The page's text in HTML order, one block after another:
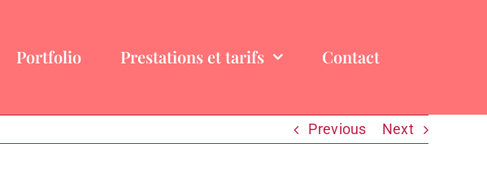
Portfolio Prestations et tarifs Contact
Previous Next